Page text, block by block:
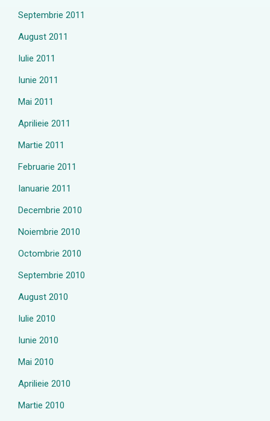
Septembrie 2011
August 2011
Iulie 2011
Iunie 2011
Mai 2011
Aprilieie 2011
Martie 2011
Februarie 2011
Ianuarie 2011
Decembrie 2010
Noiembrie 2010
Octombrie 2010
Septembrie 2010
August 2010
Iulie 2010
Iunie 2010
Mai 2010
Aprilieie 2010
Martie 2010